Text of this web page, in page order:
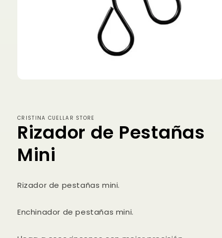
una
ventana
modal
CRISTINA CUELLAR STORE
Rizador de Pestañas
Mini
Rizador de pestañas mini.
Enchinador de pestañas mini.